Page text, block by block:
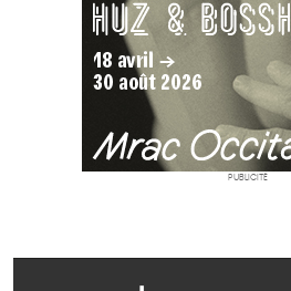
PUBLICITÉ